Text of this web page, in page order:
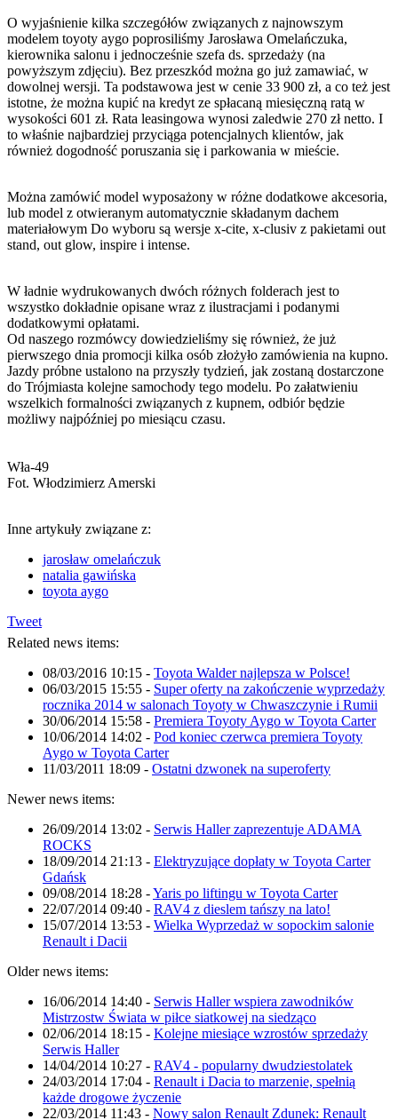
O wyjaśnienie kilka szczegółów związanych z najnowszym
modelem toyoty aygo poprosiliśmy Jarosława Omelańczuka,
kierownika salonu i jednocześnie szefa ds. sprzedaży (na
powyższym zdjęciu). Bez przeszkód można go już zamawiać, w
dowolnej wersji. Ta podstawowa jest w cenie 33 900 zł, a co też jest
istotne, że można kupić na kredyt ze spłacaną miesięczną ratą w
wysokości 601 zł. Rata leasingowa wynosi zaledwie 270 zł netto. I
to właśnie najbardziej przyciąga potencjalnych klientów, jak
również dogodność poruszania się i parkowania w mieście.
Można zamówić model wyposażony w różne dodatkowe akcesoria,
lub model z otwieranym automatycznie składanym dachem
materiałowym Do wyboru są wersje x-cite, x-clusiv z pakietami out
stand, out glow, inspire i intense.
W ładnie wydrukowanych dwóch różnych folderach jest to
wszystko dokładnie opisane wraz z ilustracjami i podanymi
dodatkowymi opłatami.
Od naszego rozmówcy dowiedzieliśmy się również, że już
pierwszego dnia promocji kilka osób złożyło zamówienia na kupno.
Jazdy próbne ustalono na przyszły tydzień, jak zostaną dostarczone
do Trójmiasta kolejne samochody tego modelu. Po załatwieniu
wszelkich formalności związanych z kupnem, odbiór będzie
możliwy najpóźniej po miesiącu czasu.
Wła-49
Fot. Włodzimierz Amerski
Inne artykuły związane z:
jarosław omelańczuk
natalia gawińska
toyota aygo
Tweet
Related news items:
08/03/2016 10:15 - Toyota Walder najlepsza w Polsce!
06/03/2015 15:55 - Super oferty na zakończenie wyprzedaży
rocznika 2014 w salonach Toyoty w Chwaszczynie i Rumii
30/06/2014 15:58 - Premiera Toyoty Aygo w Toyota Carter
10/06/2014 14:02 - Pod koniec czerwca premiera Toyoty
Aygo w Toyota Carter
11/03/2011 18:09 - Ostatni dzwonek na superoferty
Newer news items:
26/09/2014 13:02 - Serwis Haller zaprezentuje ADAMA
ROCKS
18/09/2014 21:13 - Elektryzujące dopłaty w Toyota Carter
Gdańsk
09/08/2014 18:28 -Yaris po liftingu w Toyota Carter
22/07/2014 09:40 - RAV4 z dieslem tańszy na lato!
15/07/2014 13:53 - Wielka Wyprzedaż w sopockim salonie
Renault i Dacii
Older news items:
16/06/2014 14:40 - Serwis Haller wspiera zawodników
Mistrzostw Świata w piłce siatkowej na siedząco
02/06/2014 18:15 - Kolejne miesiące wzrostów sprzedaży
Serwis Haller
14/04/2014 10:27 - RAV4 - popularny dwudziestolatek
24/03/2014 17:04 - Renault i Dacia to marzenie, spełnią
każde drogowe życzenie
22/03/2014 11:43 - Nowy salon Renault Zdunek: Renault